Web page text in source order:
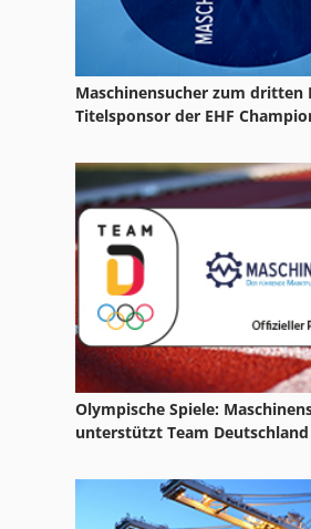
Maschinensucher zum dritten
Titelsponsor der EHF
Olympische Spiele:
unterstützt Team